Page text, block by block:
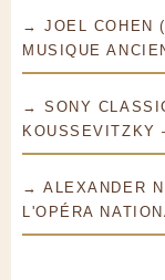
→ JOEL COHEN
MUSIQUE
→ SONY
KOUSSEVITZKY
→ ALEXANDER
L'OPÉRA